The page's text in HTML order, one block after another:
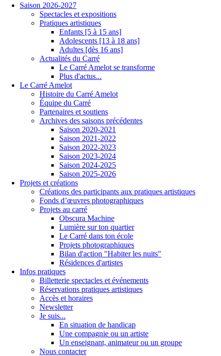
Saison 2026-2027
Spectacles et expositions
Pratiques artistiques
Enfants [5 à 15 ans]
Adolescents [13 à 18 ans]
Adultes [dès 16 ans]
Actualités du Carré
Le Carré Amelot se transforme
Plus d'actus...
Le Carré Amelot
Histoire du Carré Amelot
Équipe du Carré
Partenaires et soutiens
Archives des saisons précédentes
Saison 2020-2021
Saison 2021-2022
Saison 2022-2023
Saison 2023-2024
Saison 2024-2025
Saison 2025-2026
Projets et créations
Créations des participants aux pratiques artistiques
Fonds d’œuvres photographiques
Projets au carré
Obscura Machine
Lumière sur ton quartier
Le Carré dans ton école
Projets photographiques
Bilan d'action "Habiter les nuits"
Résidences d'artistes
Infos pratiques
Billetterie spectacles et événements
Réservations pratiques artistiques
Accès et horaires
Newsletter
Je suis...
En situation de handicap
Une compagnie ou un artiste
Un enseignant, animateur ou un groupe
Nous contacter